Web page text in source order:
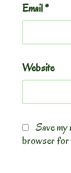
Email*
Website
Save my
browser for